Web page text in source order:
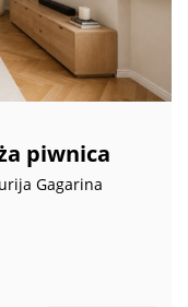
piwnica
Gagarina